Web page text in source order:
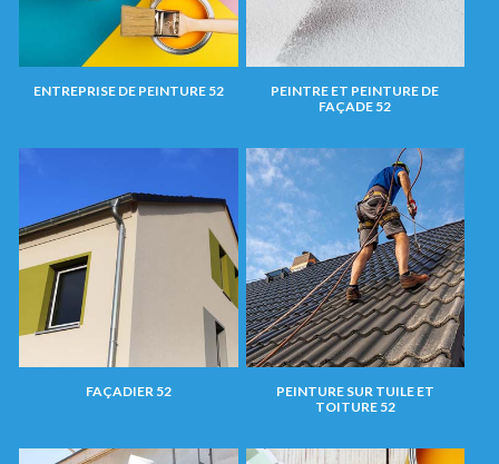
ENTREPRISE DE PEINTURE 52
PEINTRE ET PEINTURE DE
FAÇADE 52
FAÇADIER 52
PEINTURE SUR TUILE ET
TOITURE 52